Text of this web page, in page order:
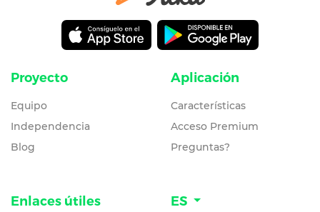
Proyecto
Equipo
Independencia
Blog
Aplicación
Características
Acceso Premium
Preguntas?
Enlaces útiles ES